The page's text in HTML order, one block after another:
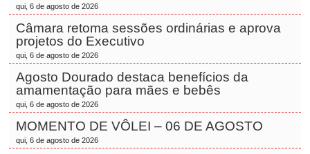
qui, 6 de agosto de 2026
Câmara retoma sessões ordinárias e aprova
projetos do Executivo
qui, 6 de agosto de 2026
Agosto Dourado destaca benefícios da
amamentação para mães e bebês
qui, 6 de agosto de 2026
MOMENTO DE VÔLEI – 06 DE AGOSTO
qui, 6 de agosto de 2026